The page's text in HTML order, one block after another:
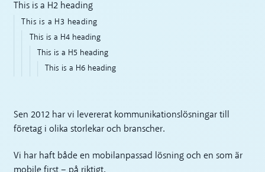
This is a H2 heading
This is a H3 heading
This is a H4 heading
This is a H5 heading
This is a H6 heading
Sen 2012 har vi levererat kommunikationslösningar till
företag i olika storlekar och branscher.
Vi har haft både en mobilanpassad lösning och en som är
mobile first – på riktigt.